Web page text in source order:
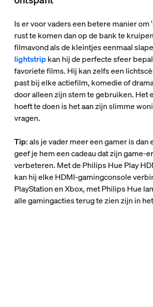
Is er voor vaders een betere manier om
rust te komen dan op de bank te
filmavond als de kleintjes eenmaal
lightstrip kan hij de perfecte sfeer
favoriete films. Hij kan zelfs een
past bij elke actiefilm, komedie of
door alleen zijn stem te gebruiken. Het
hoeft te doen is het aan zijn slimme
vragen.
Tip: als je vader meer een gamer is dan
geef je hem een cadeau dat zijn game-
verbeteren. Met de Philips Hue Play
kan hij elke HDMI-gamingconsole
PlayStation en Xbox, met Philips Hue
alle gamingacties terug te zien zijn in